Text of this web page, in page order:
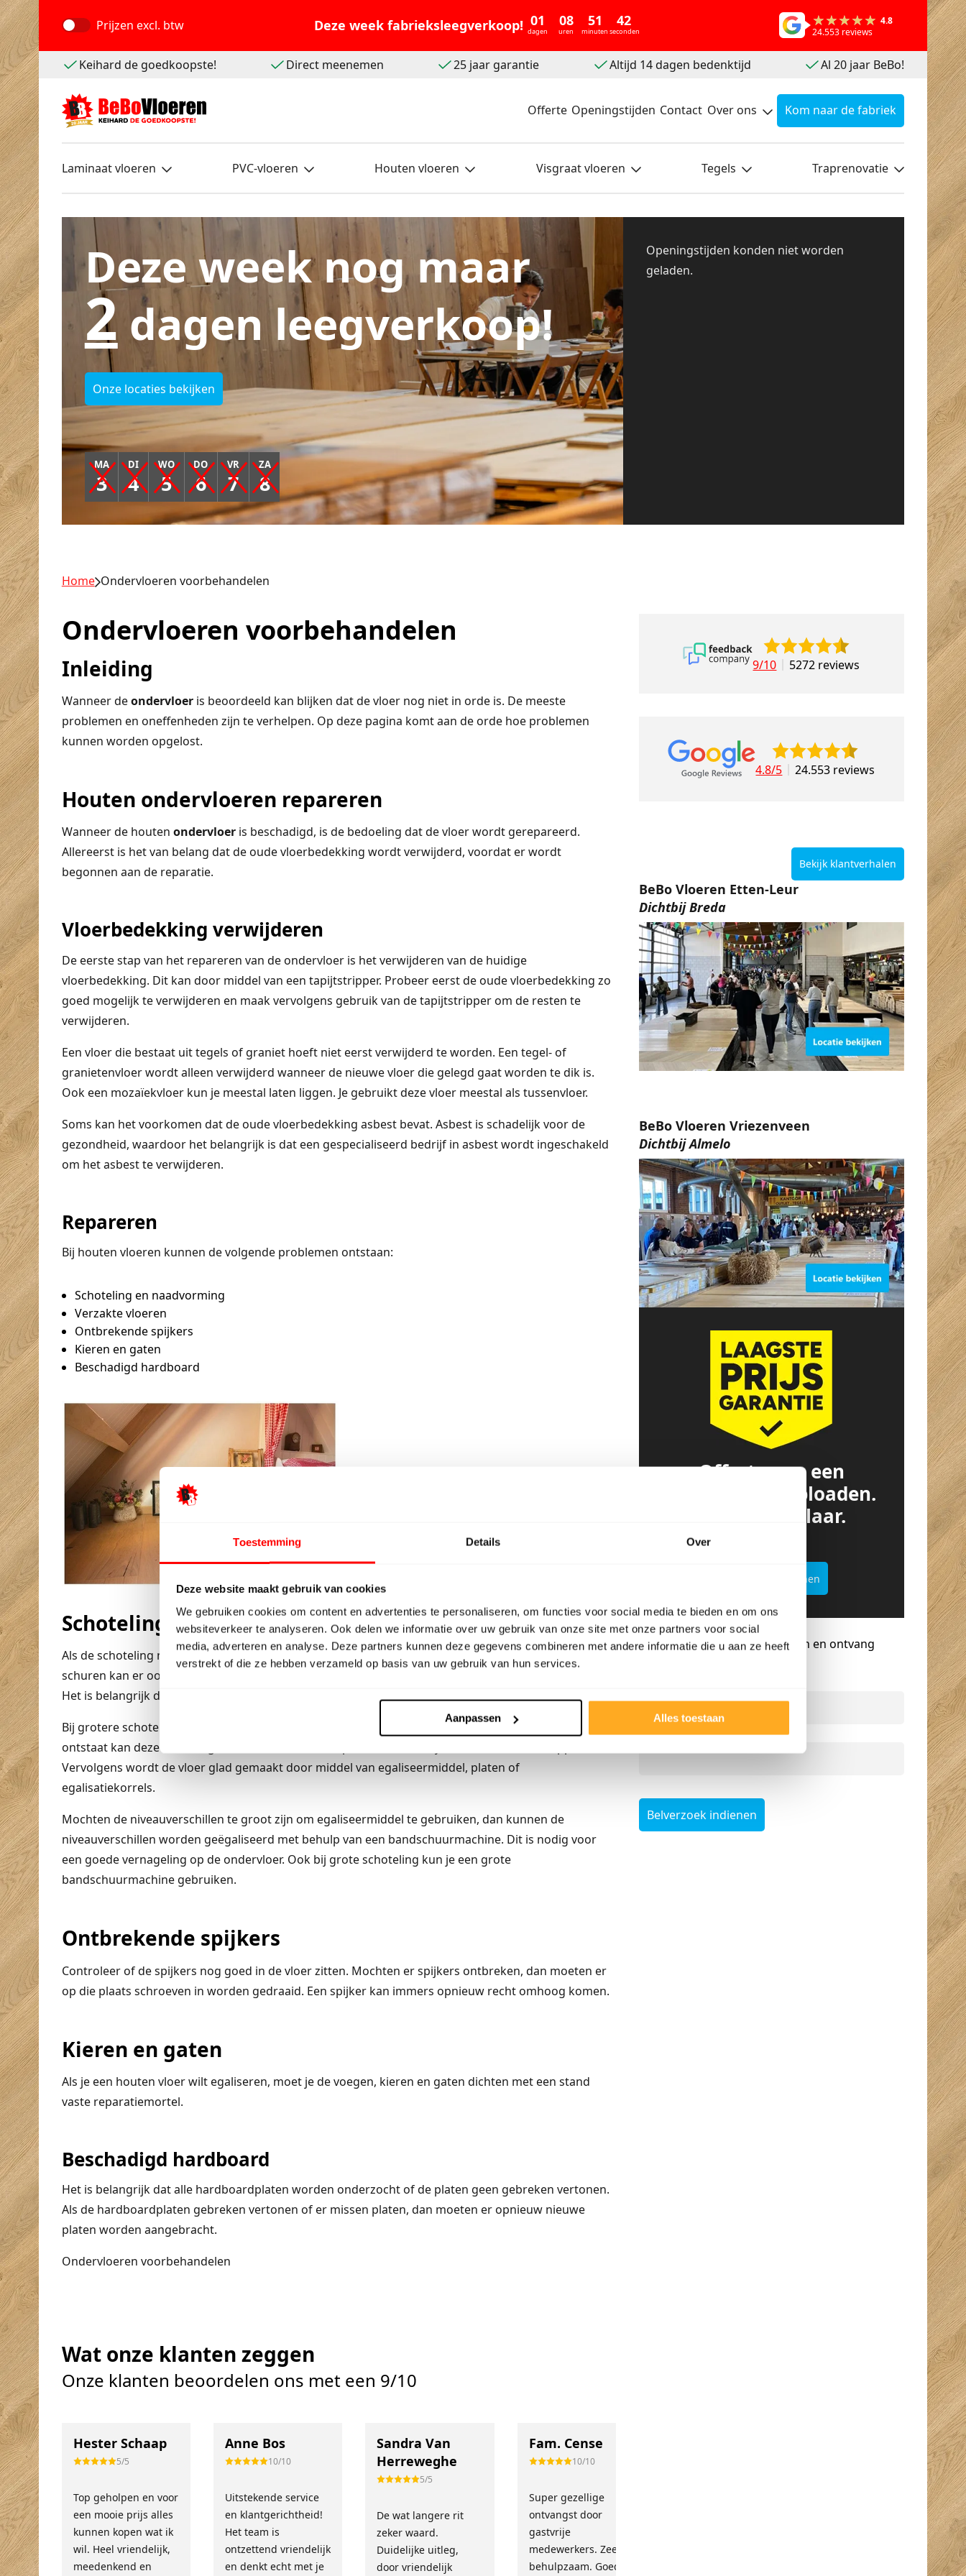
Toestemming Details Over
Deze website maakt gebruik van cookies
We gebruiken cookies om content en advertenties te personaliseren, om functies voor social media te bieden en om ons
websiteverkeer te analyseren. Ook delen we informatie over uw gebruik van onze site met onze partners voor social
media, adverteren en analyse. Deze partners kunnen deze gegevens combineren met andere informatie die u aan ze heeft
verstrekt of die ze hebben verzameld op basis van uw gebruik van hun services.
Aanpassen Alles toestaan
Prijzen excl. btw Deze week fabrieksleegverkoop! 01
dagen
08
uren
51
minuten
41
seconden
4.8
24.553 reviews
Keihard de goedkoopste! Direct meenemen 25 jaar garantie Altijd 14 dagen bedenktijd Al 20 jaar BeBo!
Offerte Openingstijden Contact Over ons Kom naar de fabriek
Laminaat vloeren PVC-vloeren Houten vloeren Visgraat vloeren Tegels Traprenovatie
Deze week nog maar
2 dagen leegverkoop!
Onze locaties bekijken
MA
3
DI
4
WO
5
DO
6
VR
7
ZA
8
Openingstijden konden niet worden
geladen.
Home Ondervloeren voorbehandelen
Ondervloeren voorbehandelen
Inleiding
Wanneer deondervloeris beoordeeld kan blijken dat de vloer nog niet in orde is. De meeste
problemen en oneffenheden zijn te verhelpen. Op deze pagina komt aan de orde hoe problemen
kunnen worden opgelost.
Houten ondervloeren repareren
Wanneer de houten ondervloeris beschadigd, is de bedoeling dat de vloer wordt gerepareerd.
Allereerst is het van belang dat de oude vloerbedekking wordt verwijderd, voordat er wordt
begonnen aan de reparatie.
Vloerbedekking verwijderen
De eerste stap van het repareren van de ondervloer is het verwijderen van de huidige
vloerbedekking. Dit kan door middel van een tapijtstripper. Probeer eerst de oude vloerbedekking zo
goed mogelijk te verwijderen en maak vervolgens gebruik van de tapijtstripper om de resten te
verwijderen.
Een vloer die bestaat uit tegels of graniet hoeft niet eerst verwijderd te worden. Een tegel- of
granietenvloer wordt alleen verwijderd wanneer de nieuwe vloer die gelegd gaat worden te dik is.
Ook een mozaïekvloer kun je meestal laten liggen. Je gebruikt deze vloer meestal als tussenvloer.
Soms kan het voorkomen dat de oude vloerbedekking asbest bevat. Asbest is schadelijk voor de
gezondheid, waardoor het belangrijk is dat een gespecialiseerd bedrijf in asbest wordt ingeschakeld
om het asbest te verwijderen.
Repareren
Bij houten vloeren kunnen de volgende problemen ontstaan:
Schoteling en naadvorming
Verzakte vloeren
Ontbrekende spijkers
Kieren en gaten
Beschadigd hardboard
Schoteling en naadvorming
Als de schoteling niet te groot is, dan hoef je de vloer alleen nog maar te schuren. In plaats van het
schuren kan er ook voor gekozen worden voor een houtachtige tussenvloer, zoals een spaanplaat.
Het is belangrijk dat deze tussenvloer dik genoeg is om de hoogte verschillen op te vangen.
Bij grotere schoteling treedt meestal grotere naadvorming op. Wanneer een brede naadvorming
ontstaat kan deze worden gedicht door de naden op te vullen met bijvoorbeeld houten strippen.
Vervolgens wordt de vloer glad gemaakt door middel van egaliseermiddel, platen of
egalisatiekorrels.
Mochten de niveauverschillen te groot zijn om egaliseermiddel te gebruiken, dan kunnen de
niveauverschillen worden geëgaliseerd met behulp van een bandschuurmachine. Dit is nodig voor
een goede vernageling op de ondervloer. Ook bij grote schoteling kun je een grote
bandschuurmachine gebruiken.
Ontbrekende spijkers
Controleer of de spijkers nog goed in de vloer zitten. Mochten er spijkers ontbreken, dan moeten er
op die plaats schroeven in worden gedraaid. Een spijker kan immers opnieuw recht omhoog komen.
Kieren en gaten
Als je een houten vloer wilt egaliseren, moet je de voegen, kieren en gaten dichten met een stand
vaste reparatiemortel.
Beschadigd hardboard
Het is belangrijk dat alle hardboardplaten worden onderzocht of de platen geen gebreken vertonen.
Als de hardboardplaten gebreken vertonen of er missen platen, dan moeten er opnieuw nieuwe
platen worden aangebracht.
Ondervloeren voorbehandelen
Wat onze klanten zeggen
Onze klanten beoordelen ons met een 9/10
Hester Schaap
5/5
Top geholpen en voor
een mooie prijs alles
kunnen kopen wat ik
wil. Heel vriendelijk,
meedenkend en
Anne Bos
10/10
Uitstekende service
en klantgerichtheid!
Het team is
ontzettend vriendelijk
en denkt echt met je
Sandra Van
Herreweghe
5/5
De wat langere rit
zeker waard.
Duidelijke uitleg,
door vriendelijk
Fam. Cense
10/10
Super gezellige
ontvangst door
gastvrije
medewerkers. Zeer
behulpzaam. Goed
hapje en een drankje
erbij. Top prijzen en
9/10 5272 reviews
4.8/5 24.553 reviews
Bekijk klantverhalen
BeBo Vloeren Etten-Leur
Dichtbij Breda
BeBo Vloeren Vriezenveen
Dichtbij Almelo
Offerte van een
concurrent? Uploaden.
Besparen. Klaar.
Offertekiller openen
Gratis advies op maat
Vraag een terugbelverzoek aan en ontvang
Telefoonnummer*
Belverzoek indienen